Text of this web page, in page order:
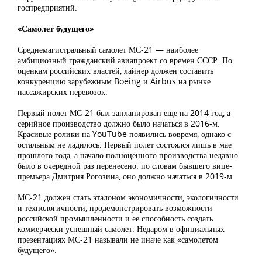
госпредприятий.
«Самолет будущего»
Среднемагистральный самолет МС-21 — наиболее
амбициозный гражданский авиапроект со времен СССР. По
оценкам российских властей, лайнер должен составить
конкуренцию зарубежным Boeing и Airbus на рынке
пассажирских перевозок.
Первый полет МС-21 был запланирован еще на 2014 год, а
серийное производство должно было начаться в 2016-м.
Красивые ролики на YouTube появились вовремя, однако с
остальным не ладилось. Первый полет состоялся лишь в мае
прошлого года, а начало полноценного производства недавно
было в очередной раз перенесено: по словам бывшего вице-
премьера Дмитрия Рогозина, оно должно начаться в 2019-м.
МС-21 должен стать эталоном экономичности, экологичности
и технологичности, продемонстрировать возможности
российской промышленности и ее способность создать
коммерчески успешный самолет. Недаром в официальных
презентациях МС-21 называли не иначе как «самолетом
будущего».